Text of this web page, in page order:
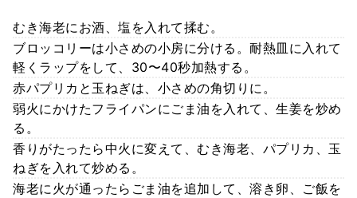
むき海老にお酒、塩を入れて揉む。
ブロッコリーは小さめの小房に分ける。耐熱皿に入れて
軽くラップをして、30〜40秒加熱する。
赤パプリカと玉ねぎは、小さめの角切りに。
弱火にかけたフライパンにごま油を入れて、生姜を炒め
る。
香りがたったら中火に変えて、むき海老、パプリカ、玉
ねぎを入れて炒める。
海老に火が通ったらごま油を追加して、溶き卵、ご飯を